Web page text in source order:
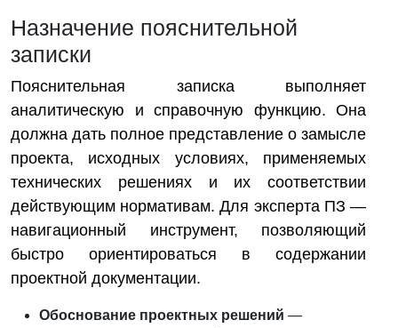
Назначение пояснительной
записки
Пояснительная записка выполняет
аналитическую и справочную функцию. Она
должна дать полное представление о замысле
проекта, исходных условиях, применяемых
технических решениях и их соответствии
действующим нормативам. Для эксперта ПЗ —
навигационный инструмент, позволяющий
быстро ориентироваться в содержании
проектной документации.
Обоснование проектных решений —